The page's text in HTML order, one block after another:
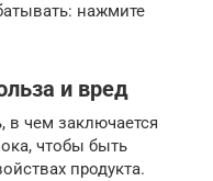
нажмите
и вред
в чем заключается
чтобы быть
продукта.